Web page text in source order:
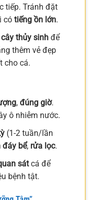
tiếp. Tránh đặt
có tiếng ồn lớn.
thủy sinhđể
thêm vẻ đẹp
cho cá.
, đúng giờ.
ô nhiễm nước.
(1-2 tuần/lần
đáy bể, rửa lọc.
sátcá để
bệnh tật.